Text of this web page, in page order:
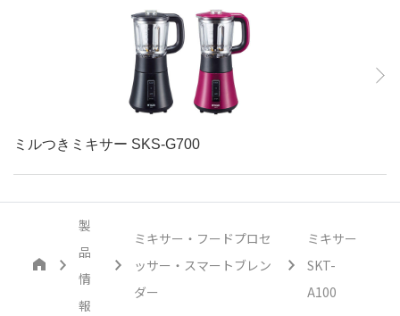
ミルつきミキサー SKS-G700
製
品
情
報
ミキサー・フードプロセ
ッサー・スマートブレン
ダー
ミキサー
SKT-
A100